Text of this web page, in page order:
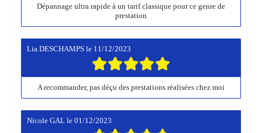
Dépannage ultra rapide à un tarif classique pour ce genre de
prestation
Lia DESCHAMPS le 11/12/2023
A recommander, pas déçu des prestations réalisées chez moi
Nicole GAL le 01/12/2023